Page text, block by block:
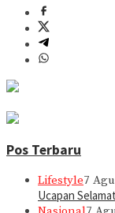
Pos Terbaru
Lifestyle7
Ucapan